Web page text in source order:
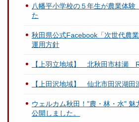
八幡平小学校の５年生が農業体験
た
秋田県公式Facebook「次世代農業
運用方針
【上羽立地域】 北秋田市桂瀬
【上田沢地域】 仙北市田沢湖
ウェルカム秋田！"農・林・水" 魅
公開しました。